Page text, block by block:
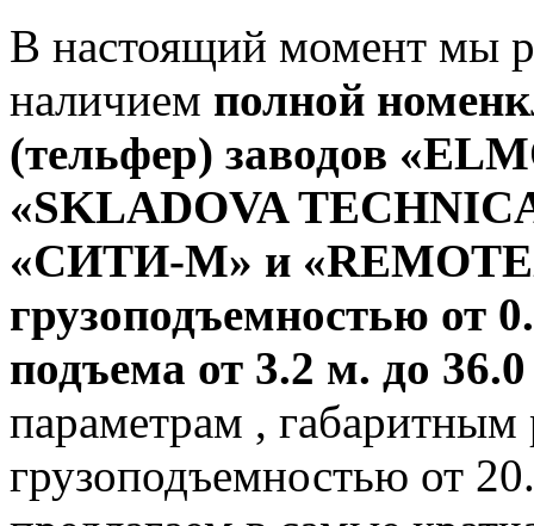
В настоящий момент мы
наличием полной
(тельфер) заводов
«SKLADOVA
«СИТИ-М» и
грузоподъемностью от
подъема от 3.2 м. до
параметрам , габаритным
грузоподъемностью от